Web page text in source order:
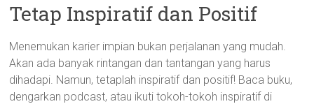
Tetap Inspiratif dan Positif
Menemukan karier impian bukan perjalanan yang mudah.
Akan ada banyak rintangan dan tantangan yang harus
dihadapi. Namun, tetaplah inspiratif dan positif! Baca buku,
dengarkan podcast, atau ikuti tokoh-tokoh inspiratif di